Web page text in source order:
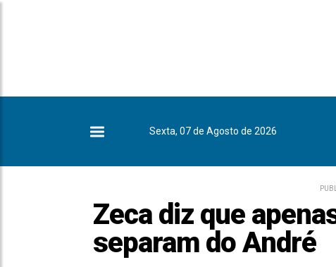
Sexta, 07 de Agosto de 2026
Zeca diz que
separam do André